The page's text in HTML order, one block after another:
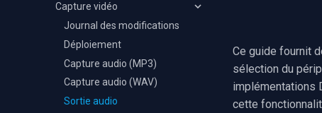
Installation des ressources
OTA
Journal des modifications
Déploiement
Plusieurs flux vidéo
Installation
C++ Builder
Delphi
Capture vidéo
Journal des modifications
Déploiement
Capture audio (MP3)
Capture audio (WAV)
Sortie audio
Ce guide fournit
sélection du
implémentations
cette